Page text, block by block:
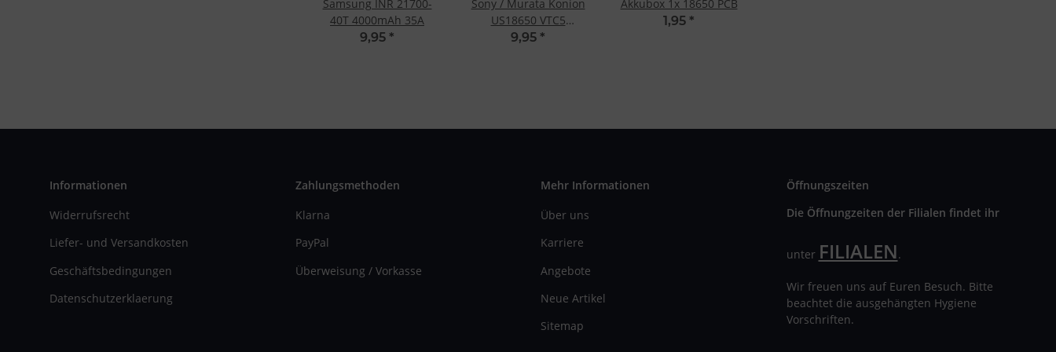
Samsung INR 21700-
40T 4000mAh 35A
9,95 *
Sony / Murata Konion
US18650 VTC5
2600mAh 30A
9,95 *
Akkubox 1x 18650 PCB
1,95 *
Informationen
Widerrufsrecht
Liefer- und Versandkosten
Geschäftsbedingungen
Datenschutzerklaerung
Zahlungsmethoden
Klarna
PayPal
Überweisung / Vorkasse
Mehr Informationen
Über uns
Karriere
Angebote
Neue Artikel
Sitemap
Öffnungszeiten
Die Öffnungzeiten der Filialen findet ihr
unter FILIALEN.
Wir freuen uns auf Euren Besuch. Bitte
beachtet die ausgehängten Hygiene
Vorschriften.